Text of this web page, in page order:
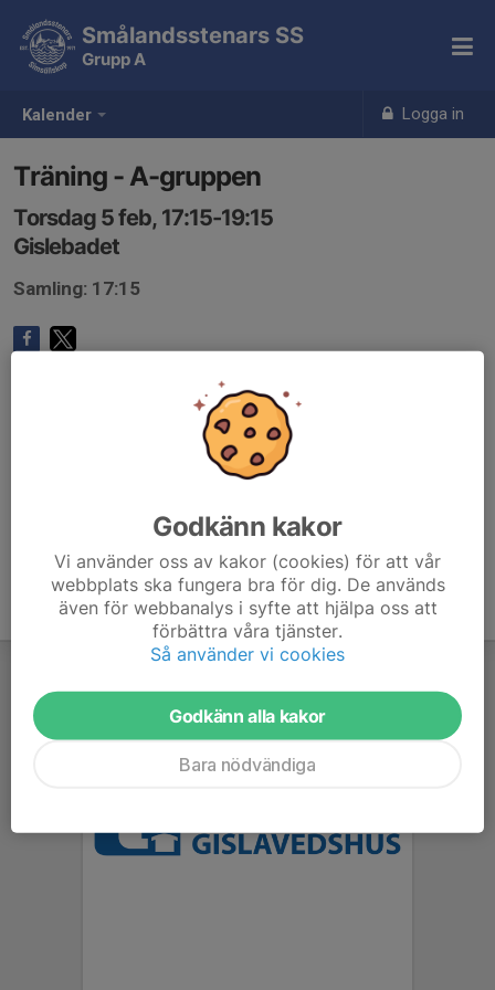
Kalender Logga in
Smålandsstenars SS
Grupp A
Träning - A-gruppen
Torsdag 5 feb, 17:15-19:15
Gislebadet
Samling: 17:15
Godkänn kakor
Vi använder oss av kakor (cookies) för att vår
webbplats ska fungera bra för dig. De används
även för webbanalys i syfte att hjälpa oss att
förbättra våra tjänster.
Så använder vi cookies
Godkänn alla kakor
Bara nödvändiga